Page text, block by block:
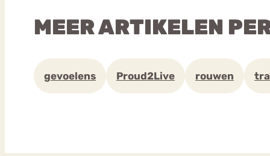
MEER ARTIKELEN
gevoelens Proud2Live rouwen